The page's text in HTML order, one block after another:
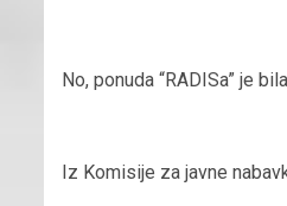
No, ponuda “RADISa” je
Iz Komisije za javne